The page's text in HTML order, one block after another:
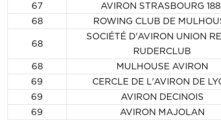
67
AVIRON STRASBOURG
68
ROWING CLUB DE
68
SOCIÉTÉ D'AVIRON UNION
RUDERCLUB
68
MULHOUSE AVIRON
69
CERCLE DE L'AVIRON DE
69
AVIRON DECINOIS
69
AVIRON MAJOLAN